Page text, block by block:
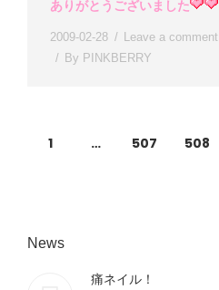
ありがとうございました
2009-02-28 Leave a comment
By PINKBERRY
1 … 507 508
News
痛ネイル！